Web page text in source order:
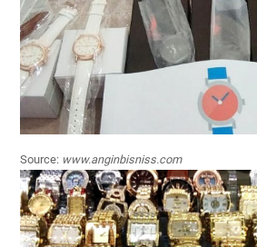
Source: www.anginbisniss.com